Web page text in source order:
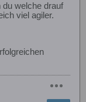
du welche drauf
viel agiler.